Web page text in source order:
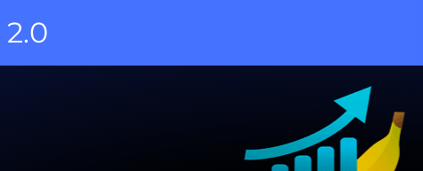
2.0